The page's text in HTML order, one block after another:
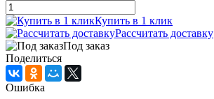
Купить в 1 клик
Рассчитать доставку
Под заказ
Поделиться
Ошибка